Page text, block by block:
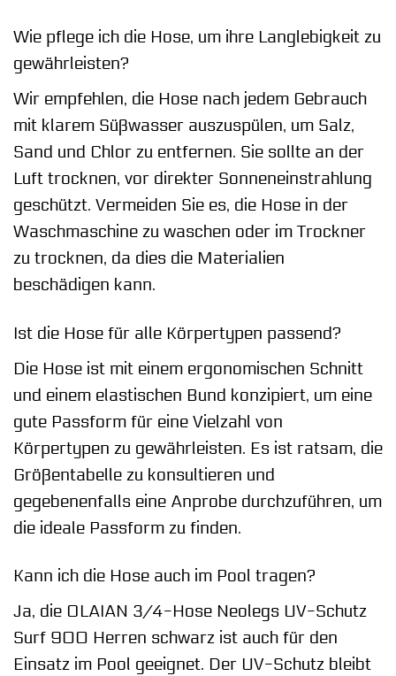
Wie pflege ich die Hose, um ihre Langlebigkeit zu
gewährleisten?
Wir empfehlen, die Hose nach jedem Gebrauch
mit klarem Süßwasser auszuspülen, um Salz,
Sand und Chlor zu entfernen. Sie sollte an der
Luft trocknen, vor direkter Sonneneinstrahlung
geschützt. Vermeiden Sie es, die Hose in der
Waschmaschine zu waschen oder im Trockner
zu trocknen, da dies die Materialien
beschädigen kann.
Ist die Hose für alle Körpertypen passend?
Die Hose ist mit einem ergonomischen Schnitt
und einem elastischen Bund konzipiert, um eine
gute Passform für eine Vielzahl von
Körpertypen zu gewährleisten. Es ist ratsam, die
Größentabelle zu konsultieren und
gegebenenfalls eine Anprobe durchzuführen, um
die ideale Passform zu finden.
Kann ich die Hose auch im Pool tragen?
Ja, die OLAIAN 3/4-Hose Neolegs UV-Schutz
Surf 900 Herren schwarz ist auch für den
Einsatz im Pool geeignet. Der UV-Schutz bleibt